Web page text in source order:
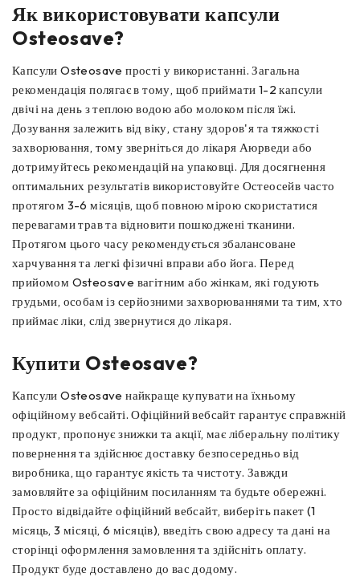
Як використовувати капсули
Osteosave?
Капсули Osteosave прості у використанні. Загальна
рекомендація полягає в тому, щоб приймати 1-2 капсули
двічі на день з теплою водою або молоком після їжі.
Дозування залежить від віку, стану здоров'я та тяжкості
захворювання, тому зверніться до лікаря Аюрведи або
дотримуйтесь рекомендацій на упаковці. Для досягнення
оптимальних результатів використовуйте Остеосейв часто
протягом 3-6 місяців, щоб повною мірою скористатися
перевагами трав та відновити пошкоджені тканини.
Протягом цього часу рекомендується збалансоване
харчування та легкі фізичні вправи або йога. Перед
прийомом Osteosave вагітним або жінкам, які годують
грудьми, особам із серйозними захворюваннями та тим, хто
приймає ліки, слід звернутися до лікаря.
Купити Osteosave?
Капсули Osteosave найкраще купувати на їхньому
офіційному вебсайті. Офіційний вебсайт гарантує справжній
продукт, пропонує знижки та акції, має ліберальну політику
повернення та здійснює доставку безпосередньо від
виробника, що гарантує якість та чистоту. Завжди
замовляйте за офіційним посиланням та будьте обережні.
Просто відвідайте офіційний вебсайт, виберіть пакет (1
місяць, 3 місяці, 6 місяців), введіть свою адресу та дані на
сторінці оформлення замовлення та здійсніть оплату.
Продукт буде доставлено до вас додому.